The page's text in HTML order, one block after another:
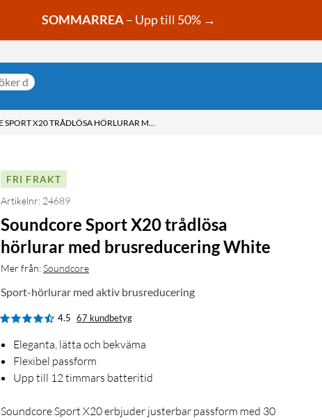
SOMMARREA– Upp till 50% →
SOUNDCORE SPORT X20 TRÅDLÖSA HÖRLURAR MED BRUSREDUCERING WHITE
FRI FRAKT
Artikelnr: 24689
Soundcore Sport X20 trådlösa
hörlurar med brusreducering White
Mer från:Soundcore
Sport-hörlurar med aktiv brusreducering
4.5 67 kundbetyg
Eleganta, lätta och bekväma
Flexibel passform
Upp till 12 timmars batteritid
Soundcore Sport X20 erbjuder justerbar passform med 30